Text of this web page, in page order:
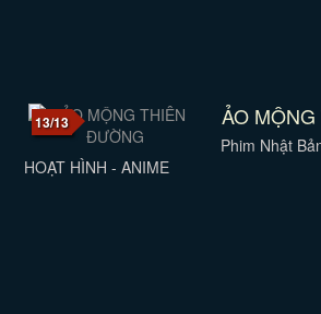
13/13 ẢO
Phim Nhật
HOẠT HÌNH - ANIME